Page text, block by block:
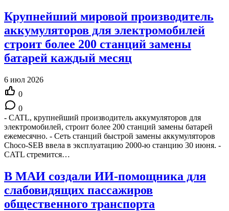
Крупнейший мировой производитель
аккумуляторов для электромобилей
строит более 200 станций замены
батарей каждый месяц
6 июл 2026
0
0
- CATL, крупнейший производитель аккумуляторов для
электромобилей, строит более 200 станций замены батарей
ежемесячно. - Сеть станций быстрой замены аккумуляторов
Choco-SEB ввела в эксплуатацию 2000-ю станцию 30 июня. -
CATL стремится…
В МАИ создали ИИ-помощника для
слабовидящих пассажиров
общественного транспорта